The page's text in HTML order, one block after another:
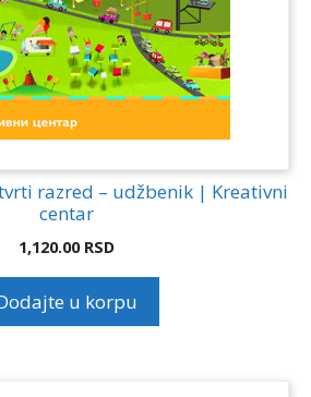
razred – udžbenik | Kreativni
centar
1,120.00 RSD
u korpu